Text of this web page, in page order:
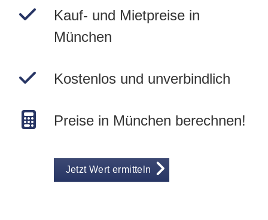
Kauf- und Mietpreise in
München
Kostenlos und unverbindlich
Preise in München berechnen!
Jetzt Wert ermitteln